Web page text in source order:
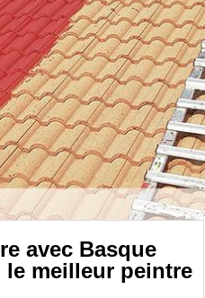
avec Basque
meilleur peintre